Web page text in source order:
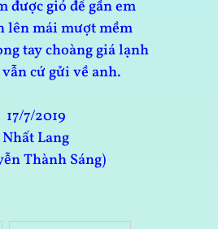
được gió để gần em
lên mái mượt mềm
tay choàng giá lạnh
cứ gửi về anh.
17/7/2019
Nhất Lang
Thành Sáng)